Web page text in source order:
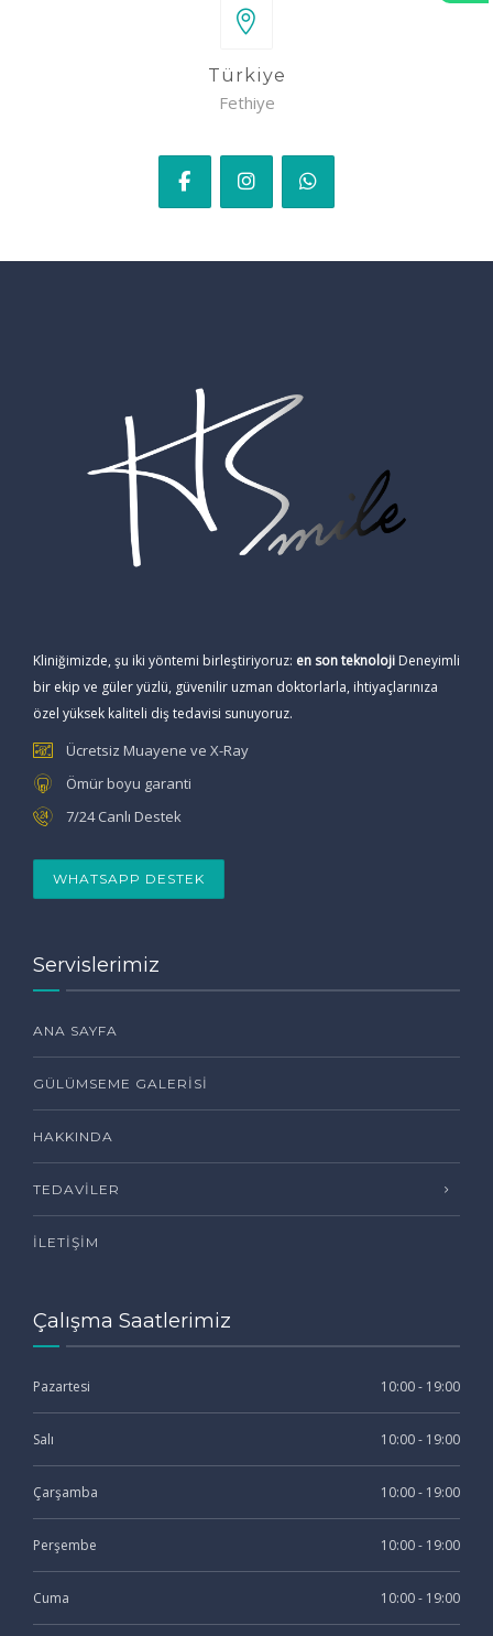
Türkiye
Fethiye
Kliniğimizde, şu iki yöntemi birleştiriyoruz: en son teknoloji Deneyimli
bir ekip ve güler yüzlü, güvenilir uzman doktorlarla, ihtiyaçlarınıza
özel yüksek kaliteli diş tedavisi sunuyoruz.
Ücretsiz Muayene ve X-Ray
Ömür boyu garanti
7/24 Canlı Destek
WHATSAPP DESTEK
Servislerimiz
ANA SAYFA
GÜLÜMSEME GALERISI
HAKKINDA
TEDAVILER
İLETIŞIM
Çalışma Saatlerimiz
Pazartesi 10:00 - 19:00
Salı 10:00 - 19:00
Çarşamba 10:00 - 19:00
Perşembe 10:00 - 19:00
Cuma 10:00 - 19:00